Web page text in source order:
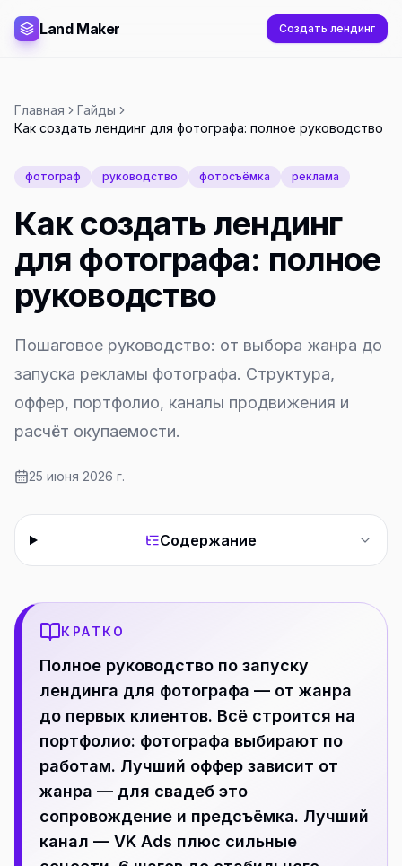
Land Maker Создать лендинг
Главная
Гайды
Как создать лендинг для фотографа: полное руководство
фотограф руководство фотосъёмка реклама
Как создать лендинг
для фотографа: полное
руководство
Пошаговое руководство: от выбора жанра до
запуска рекламы фотографа. Структура,
оффер, портфолио, каналы продвижения и
расчёт окупаемости.
25 июня 2026 г.
Содержание
КРАТКО
Полное руководство по запуску
лендинга для фотографа — от жанра
до первых клиентов. Всё строится на
портфолио: фотографа выбирают по
работам. Лучший оффер зависит от
жанра — для свадеб это
сопровождение и предсъёмка. Лучший
канал — VK Ads плюс сильные